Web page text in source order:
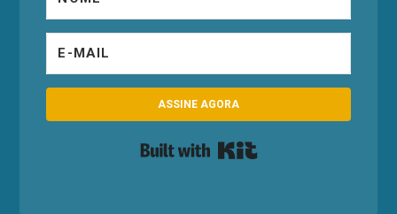
ASSINE AGORA